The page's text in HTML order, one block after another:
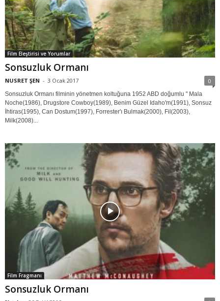
Film Eleştirisi ve Yorumlar
Sonsuzluk Ormanı
NUSRET ŞEN - 3 Ocak 2017 0
Sonsuzluk Ormanı filminin yönetmen koltuğuna 1952 ABD doğumlu '' Mala
Noche(1986), Drugstore Cowboy(1989), Benim Güzel Idaho'm(1991), Sonsuz
İhtiras(1995), Can Dostum(1997), Forrester'ı Bulmak(2000), Fil(2003),
Milk(2008)...
Film Fragmanı
Sonsuzluk Ormanı